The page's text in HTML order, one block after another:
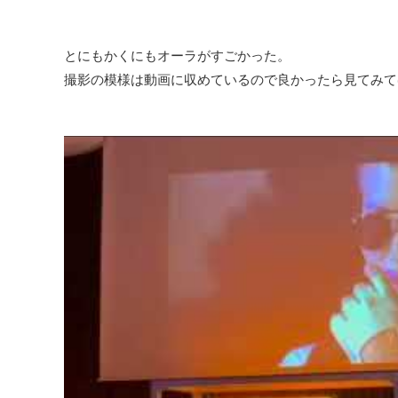
とにもかくにもオーラがすごかった。
撮影の模様は動画に収めているので良かったら見てみ